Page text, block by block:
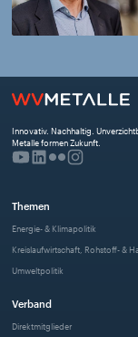
Innovativ. Nachhaltig.
Metalle formen Zukunft.
Themen
Energie- & Klimapolitik
Kreislaufwirtschaft, Rohstoff- &
Umweltpolitik
Verband
Direktmitglieder